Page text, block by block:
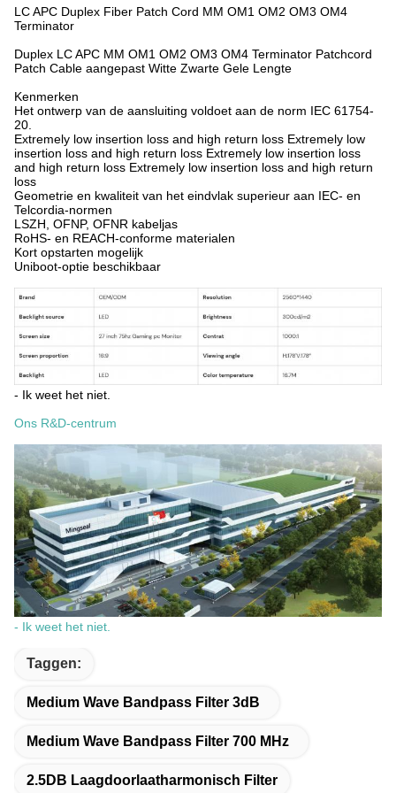
LC APC Duplex Fiber Patch Cord MM OM1 OM2 OM3 OM4
Terminator
Duplex LC APC MM OM1 OM2 OM3 OM4 Terminator Patchcord
Patch Cable aangepast Witte Zwarte Gele Lengte
Kenmerken
Het ontwerp van de aansluiting voldoet aan de norm IEC 61754-
20.
Extremely low insertion loss and high return loss Extremely low
insertion loss and high return loss Extremely low insertion loss
and high return loss Extremely low insertion loss and high return
loss
Geometrie en kwaliteit van het eindvlak superieur aan IEC- en
Telcordia-normen
LSZH, OFNP, OFNR kabeljas
RoHS- en REACH-conforme materialen
Kort opstarten mogelijk
Uniboot-optie beschikbaar
- Ik weet het niet.
Ons R&D-centrum
- Ik weet het niet.
Taggen:
Medium Wave Bandpass Filter 3dB
Medium Wave Bandpass Filter 700 MHz
2.5DB Laagdoorlaatharmonisch Filter